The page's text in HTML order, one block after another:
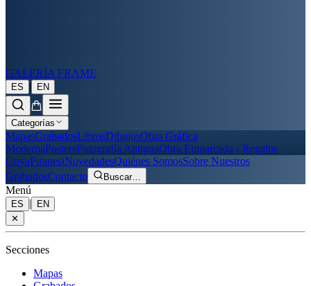
GALERÍA FRAME
ES | EN
Categorías
MapasGrabadosLibrosDibujosObra Gráfica
ModernaPostersFotografía AntiguaObra Enmarcada - Regalos
GoyaPiranesiNovedadesQuiénes SomosSobre Nuestros
GrabadosContacto Buscar…
Menú
ES |
EN
✕
Secciones
Mapas